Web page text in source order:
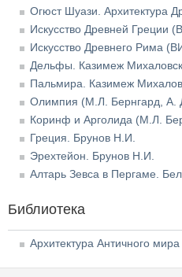
Огюст Шуази. Архитектура
Искусство Древней Греции
Искусство Древнего Рима
Дельфы. Казимеж
Пальмира. Казимеж
Олимпия (М.Л. Бернгард, А.
Коринф и Арголида (М.Л.
Греция. Брунов Н.И.
Эрехтейон. Брунов Н.И.
Алтарь Зевса в Пергаме.
Библиотека
Архитектура Античного мира